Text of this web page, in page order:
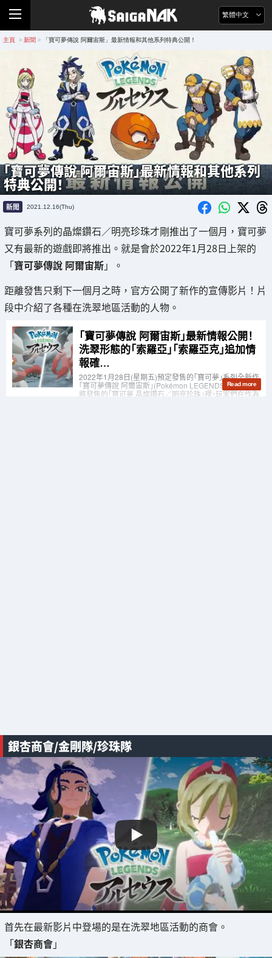
繁體中文
主頁 > 新聞 > 「寶可夢傳說 阿爾宙斯」最新情報和其他系列特典公開！
「寶可夢傳說 阿爾宙斯」最新情報和其他系列
特典公開！
新聞 2021.12.16(Thu)
寶可夢系列的晶燦鑽石／明亮珍珠才剛推出了一個月，寶可夢
又有最新的遊戲即將推出。就是會於2022年1月28日上架的
「寶可夢傳說 阿爾宙斯」。
距離發售只剩下一個月之時，官方公開了新作的宣傳影片！片
段中介紹了各種在洗翠地區活動的人物。
銀杏商會/金剛隊/珍珠隊
首先在最新影片中登場的是在洗翠地區活動的商會。
「銀杏商會」